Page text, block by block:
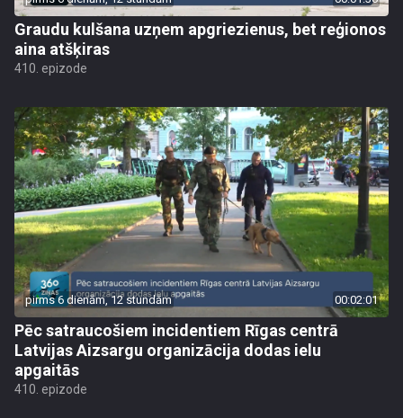
Graudu kulšana uzņem apgriezienus, bet reģionos
aina atšķiras
410. epizode
pirms 6 dienām, 12 stundām 00:02:01
Pēc satraucošiem incidentiem Rīgas centrā
Latvijas Aizsargu organizācija dodas ielu
apgaitās
410. epizode